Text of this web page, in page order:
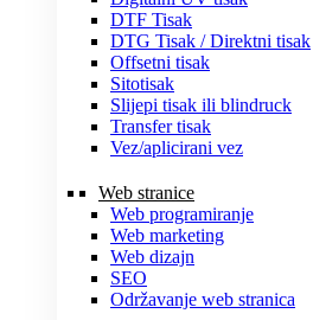
DTF Tisak
DTG Tisak / Direktni tisak
Offsetni tisak
Sitotisak
Slijepi tisak ili blindruck
Transfer tisak
Vez/aplicirani vez
Web stranice
Web programiranje
Web marketing
Web dizajn
SEO
Održavanje web stranica